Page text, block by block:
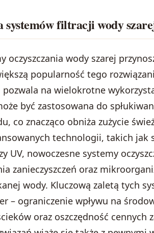
systemów filtracji wody
oczyszczania wody szarej
popularność tego
na wielokrotne
być zastosowana do
co znacząco obniża zużycie
technologii, takich jak
UV, nowoczesne systemy
zanieczyszczeń oraz
wody. Kluczową zaletą tych
– ograniczenie wpływu na
oraz oszczędność cennych